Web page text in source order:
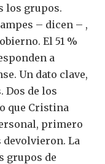
los grupos.
– dicen – ,
El 51 %
a
Un dato clave,
Dos de los
que Cristina
primero
devolvieron. La
grupos de